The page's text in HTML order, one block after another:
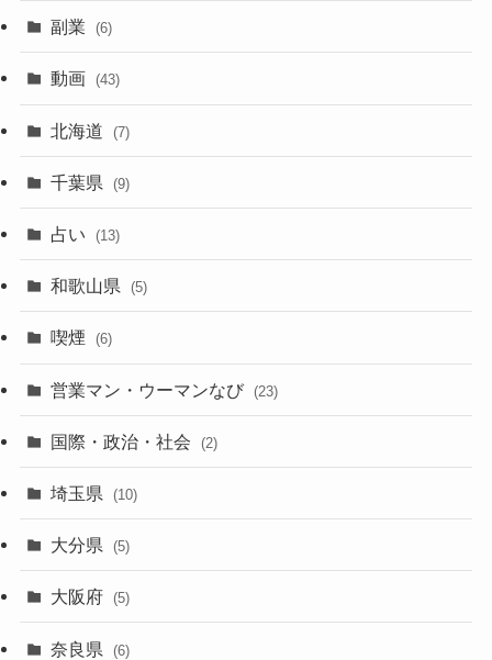
副業 (6)
動画 (43)
北海道 (7)
千葉県 (9)
占い (13)
和歌山県 (5)
喫煙 (6)
営業マン・ウーマンなび (23)
国際・政治・社会 (2)
埼玉県 (10)
大分県 (5)
大阪府 (5)
奈良県 (6)